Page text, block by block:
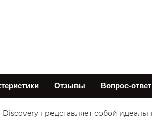
Отзывы Вопрос-ответ
представляет собой